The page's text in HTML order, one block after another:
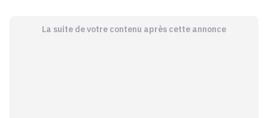
La suite de votre contenu après cette annonce